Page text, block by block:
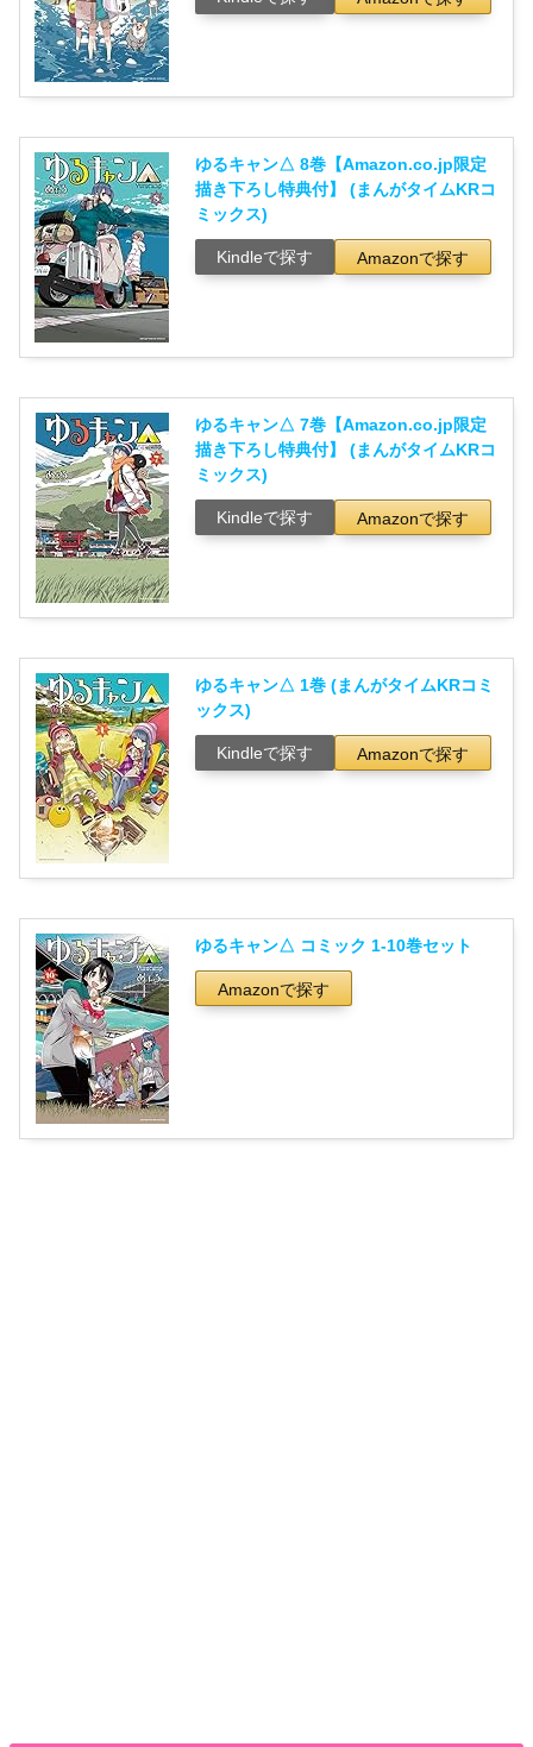
ゆるキャン△ 8巻【Amazon.co.jp限定
描き下ろし特典付】 (まんがタイムKRコ
ミックス)
Kindleで探す Amazonで探す
ゆるキャン△ 7巻【Amazon.co.jp限定
描き下ろし特典付】 (まんがタイムKRコ
ミックス)
Kindleで探す Amazonで探す
ゆるキャン△ 1巻 (まんがタイムKRコミ
ックス)
Kindleで探す Amazonで探す
ゆるキャン△ コミック 1-10巻セット
Amazonで探す